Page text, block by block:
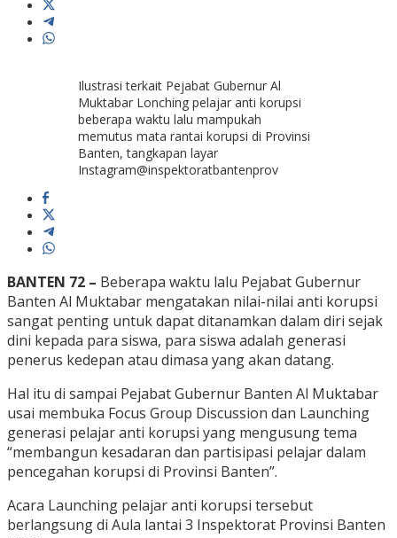
Ilustrasi terkait Pejabat Gubernur Al
Muktabar Lonching pelajar anti korupsi
beberapa waktu lalu mampukah
memutus mata rantai korupsi di Provinsi
Banten, tangkapan layar
Instagram@inspektoratbantenprov
BANTEN 72 – Beberapa waktu lalu Pejabat Gubernur
Banten Al Muktabar mengatakan nilai-nilai anti korupsi
sangat penting untuk dapat ditanamkan dalam diri sejak
dini kepada para siswa, para siswa adalah generasi
penerus kedepan atau dimasa yang akan datang.
Hal itu di sampai Pejabat Gubernur Banten Al Muktabar
usai membuka Focus Group Discussion dan Launching
generasi pelajar anti korupsi yang mengusung tema
“membangun kesadaran dan partisipasi pelajar dalam
pencegahan korupsi di Provinsi Banten”.
Acara Launching pelajar anti korupsi tersebut
berlangsung di Aula lantai 3 Inspektorat Provinsi Banten